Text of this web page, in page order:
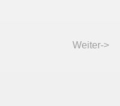
Weiter->